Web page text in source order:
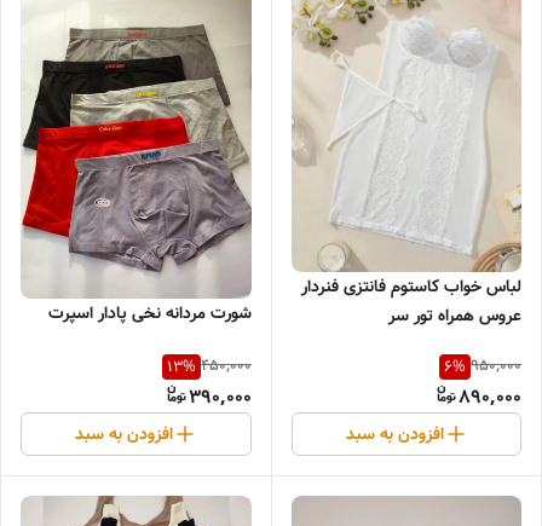
لباس خواب کاستوم فانتزی فنردار
عروس همراه تور سر
950,000
6%
890,000
افزودن به سبد
شورت مردانه نخی پادار اسپرت
450,000
13%
390,000
افزودن به سبد